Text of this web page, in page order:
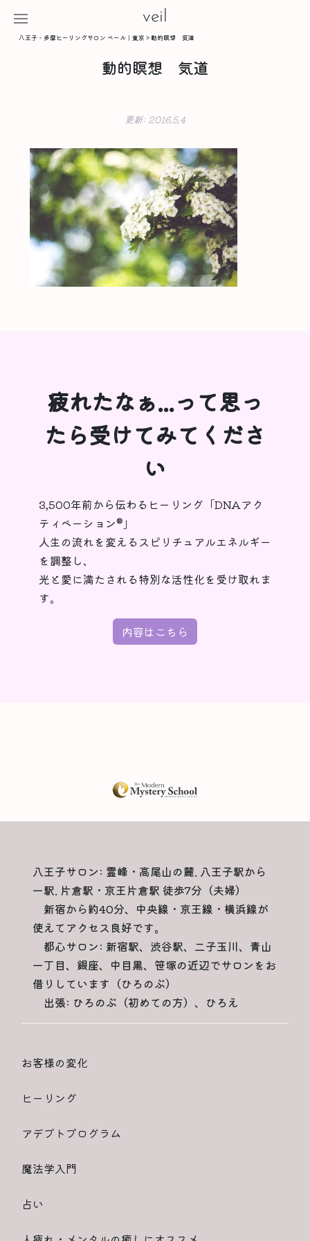
veil
八王子・多摩ヒーリングサロン ベール｜東京 >動的瞑想 気道
動的瞑想 気道
更新: 2016.5.4
疲れたなぁ...って思っ
たら受けてみてくださ
い
3,500年前から伝わるヒーリング「DNAアク
ティベーション®︎」
人生の流れを変えるスピリチュアルエネルギー
を調整し、
光と愛に満たされる特別な活性化を受け取れま
す。
内容はこちら
八王子サロン: 霊峰・高尾山の麓. 八王子駅から
一駅. 片倉駅・京王片倉駅 徒歩7分（夫婦）
新宿から約40分、中央線・京王線・横浜線が
使えてアクセス良好です。
都心サロン: 新宿駅、渋谷駅、二子玉川、青山
一丁目、銀座、中目黒、笹塚の近辺でサロンをお
借りしています（ひろのぶ）
出張: ひろのぶ（初めての方）、ひろえ
お客様の変化
ヒーリング
アデプトプログラム
魔法学入門
占い